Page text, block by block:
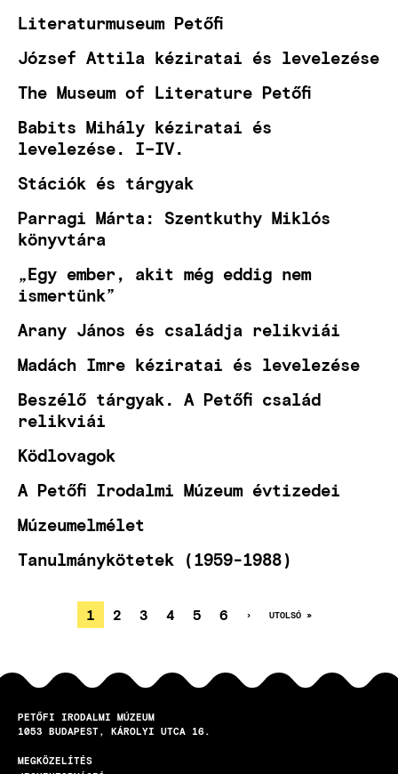
Literaturmuseum Petőfi
József Attila kéziratai és levelezése
The Museum of Literature Petőfi
Babits Mihály kéziratai és
levelezése. I–IV.
Stációk és tárgyak
Parragi Márta: Szentkuthy Miklós
könyvtára
„Egy ember, akit még eddig nem
ismertünk”
Arany János és családja relikviái
Madách Imre kéziratai és levelezése
Beszélő tárgyak. A Petőfi család
relikviái
Ködlovagok
A Petőfi Irodalmi Múzeum évtizedei
Múzeumelmélet
Tanulmánykötetek (1959-1988)
OLDALSZÁMOZÁS
JELENLEGI
OLDAL
1 OLDAL
2 OLDAL
3 OLDAL
4 OLDAL
5 OLDAL
6
KÖVETKEZŐ
›
UTOLSÓ
UTOLSÓ »
PETŐFI IRODALMI MÚZEUM
1053
BUDAPEST KÁROLYI UTCA 16.
MEGKÖZELÍTÉS